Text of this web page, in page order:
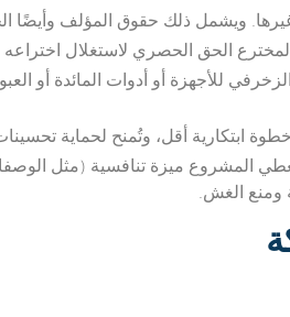
ويشمل ذلك حقوق المؤلف وأيضًا
المخترع الحق الحصري لاستغلال
للأجهزة أو أدوات المائدة أو
ابتكارية أقل، وتُمنح لحماية
المشروع ميزة تنافسية (مثل
ومنع الغش.